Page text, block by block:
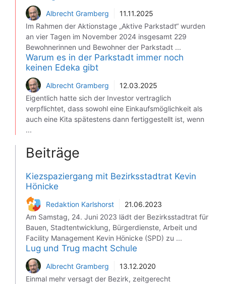
Albrecht Gramberg
11.11.2025
Im Rahmen der Aktionstage „Aktive Parkstadt“ wurden
an vier Tagen im November 2024 insgesamt 229
Bewohnerinnen und Bewohner der Parkstadt ...
Warum es in der Parkstadt immer noch
keinen Edeka gibt
Albrecht Gramberg
12.03.2025
Eigentlich hatte sich der Investor vertraglich
verpflichtet, dass sowohl eine Einkaufsmöglichkeit als
auch eine Kita spätestens dann fertiggestellt ist, wenn
...
Beiträge
Kiezspaziergang mit Bezirksstadtrat Kevin
Hönicke
Redaktion Karlshorst
21.06.2023
Am Samstag, 24. Juni 2023 lädt der Bezirksstadtrat für
Bauen, Stadtentwicklung, Bürgerdienste, Arbeit und
Facility Management Kevin Hönicke (SPD) zu ...
Lug und Trug macht Schule
Albrecht Gramberg
13.12.2020
Einmal mehr versagt der Bezirk, zeitgerecht